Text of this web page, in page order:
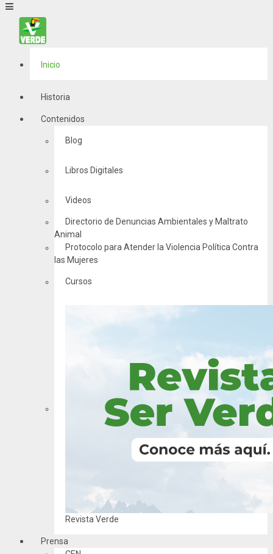
Inicio
Historia
Contenidos
Blog
Libros Digitales
Videos
Directorio de Denuncias Ambientales y Maltrato
Animal
Protocolo para Atender la Violencia Política Contra
las Mujeres
Cursos
Revista Verde
Prensa